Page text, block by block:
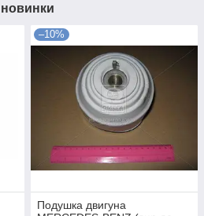
новинки
–10%
Подушка двигуна